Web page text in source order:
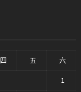
四 五 六
1